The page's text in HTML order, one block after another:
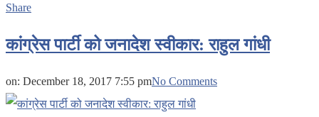
Share
कांग्रेस पार्टी को जनादेश स्वीकार: राहुल गांधी
on: December 18, 2017 7:55 pmNo Comments